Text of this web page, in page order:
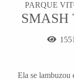
PARQUE
1551
Ela se lambuzou